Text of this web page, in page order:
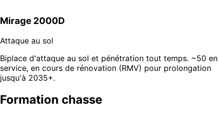
Mirage 2000D
Attaque au sol
Biplace d'attaque au sol et pénétration tout temps. ~50 en
service, en cours de rénovation (RMV) pour prolongation
jusqu'à 2035+.
Formation chasse